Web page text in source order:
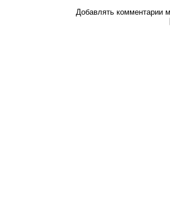
Добавлять комментарии